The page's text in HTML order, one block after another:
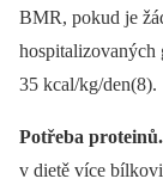
BMR, pokud je
hospitalizovaných
35 kcal/kg/den(8).
Potřeba proteinů.
v dietě více